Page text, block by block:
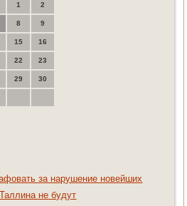
1 2
8 9
15 16
22 23
29 30
за нарушение новейших
не будут